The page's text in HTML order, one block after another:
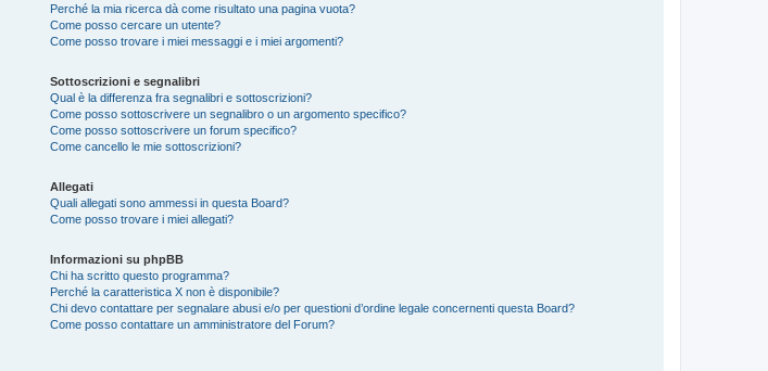
Perché la mia ricerca dà come risultato una pagina vuota?
Come posso cercare un utente?
Come posso trovare i miei messaggi e i miei argomenti?
Sottoscrizioni e segnalibri
Qual è la differenza fra segnalibri e sottoscrizioni?
Come posso sottoscrivere un segnalibro o un argomento specifico?
Come posso sottoscrivere un forum specifico?
Come cancello le mie sottoscrizioni?
Allegati
Quali allegati sono ammessi in questa Board?
Come posso trovare i miei allegati?
Informazioni su phpBB
Chi ha scritto questo programma?
Perché la caratteristica X non è disponibile?
Chi devo contattare per segnalare abusi e/o per questioni d’ordine legale concernenti questa Board?
Come posso contattare un amministratore del Forum?